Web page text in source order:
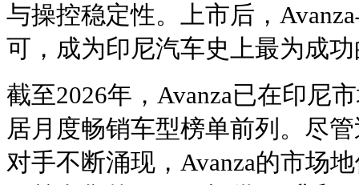
与操控稳定性。上市后，
可，成为印尼汽车史上最为成
截至2026年，Avanza已在印尼
居月度畅销车型榜单前列。尽
对手不断涌现，Avanza的市场